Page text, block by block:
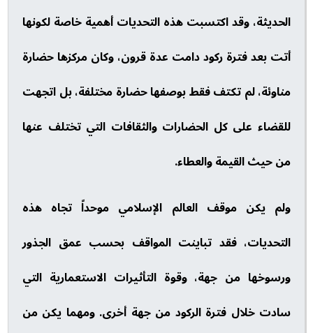
الحديثة، وقد اكتسبت هذه التحديات أهمية خاصة لكونها
أتت بعد فترة ركود دامت عدة قرون، وكان مركزها حضارة
مناوئة، لم تكتف فقط بوصفها حضارة مختلفة، بل اتجهت
للقضاء على كل الحضارات والثقافات التي تختلف عنها
من حيث القيمة والعطاء.
ولم يكن موقف العالم الإسلامي موحداً تجاه هذه
التحديات، فقد تباينت المواقف بحسب عمق الجذور
ورسوخها من جهة، وقوة التأثيرات الاستعمارية التي
سادت خلال فترة الركود من جهة أخرى. ومهما يكن من